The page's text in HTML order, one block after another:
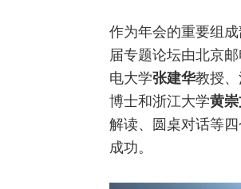
作为年会的重要组
届专题论坛由北京
电大学张建华教授
博士和浙江大学黄
解读、圆桌对话等四
成功。